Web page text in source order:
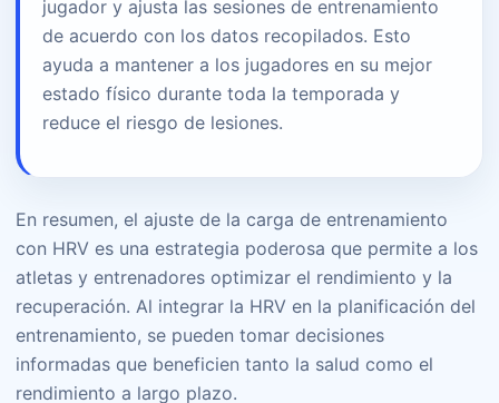
jugador y ajusta las sesiones de entrenamiento
de acuerdo con los datos recopilados. Esto
ayuda a mantener a los jugadores en su mejor
estado físico durante toda la temporada y
reduce el riesgo de lesiones.
En resumen, el ajuste de la carga de entrenamiento
con HRV es una estrategia poderosa que permite a los
atletas y entrenadores optimizar el rendimiento y la
recuperación. Al integrar la HRV en la planificación del
entrenamiento, se pueden tomar decisiones
informadas que beneficien tanto la salud como el
rendimiento a largo plazo.